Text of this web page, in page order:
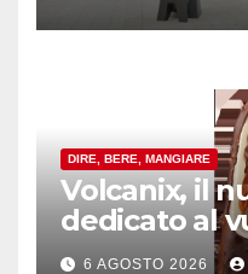
DIRE, BERE, MANGIARE
Volcanix, il
dedicato al
è nato a
6 AGOSTO 2026